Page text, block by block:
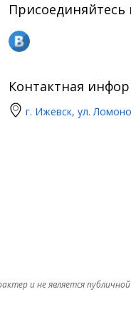
Присоединяйтесь
Контактная
г. Ижевск, ул.
и не является